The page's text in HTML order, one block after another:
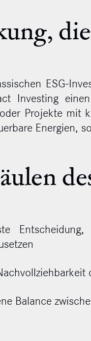
die
ESG-
Investing
Projekte mit
Energien,
Balance